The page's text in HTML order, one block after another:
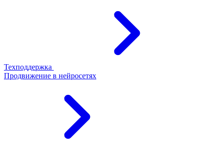
Техподдержка
Продвижение в нейросетях